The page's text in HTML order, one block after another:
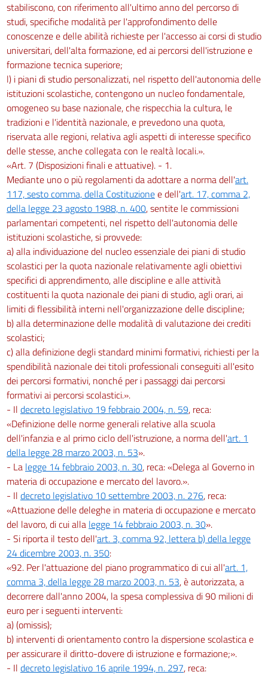
stabiliscono, con riferimento all'ultimo anno del percorso di
studi, specifiche modalità per l'approfondimento delle
conoscenze e delle abilità richieste per l'accesso ai corsi di studio
universitari, dell'alta formazione, ed ai percorsi dell'istruzione e
formazione tecnica superiore;
l) i piani di studio personalizzati, nel rispetto dell'autonomia delle
istituzioni scolastiche, contengono un nucleo fondamentale,
omogeneo su base nazionale, che rispecchia la cultura, le
tradizioni e l'identità nazionale, e prevedono una quota,
riservata alle regioni, relativa agli aspetti di interesse specifico
delle stesse, anche collegata con le realtà locali.».
«Art. 7 (Disposizioni finali e attuative). - 1.
Mediante uno o più regolamenti da adottare a norma dell'art.
117, sesto comma, della Costituzionee dell'art. 17, comma 2,
della legge 23 agosto 1988, n. 400, sentite le commissioni
parlamentari competenti, nel rispetto dell'autonomia delle
istituzioni scolastiche, si provvede:
a) alla individuazione del nucleo essenziale dei piani di studio
scolastici per la quota nazionale relativamente agli obiettivi
specifici di apprendimento, alle discipline e alle attività
costituenti la quota nazionale dei piani di studio, agli orari, ai
limiti di flessibilità interni nell'organizzazione delle discipline;
b) alla determinazione delle modalità di valutazione dei crediti
scolastici;
c) alla definizione degli standard minimi formativi, richiesti per la
spendibilità nazionale dei titoli professionali conseguiti all'esito
dei percorsi formativi, nonché per i passaggi dai percorsi
formativi ai percorsi scolastici.».
- Il decreto legislativo 19 febbraio 2004, n. 59, reca:
«Definizione delle norme generali relative alla scuola
dell'infanzia e al primo ciclo dell'istruzione, a norma dell'art. 1
della legge 28 marzo 2003, n. 53».
- La legge 14 febbraio 2003, n. 30, reca: «Delega al Governo in
materia di occupazione e mercato del lavoro.».
- Il decreto legislativo 10 settembre 2003, n. 276, reca:
«Attuazione delle deleghe in materia di occupazione e mercato
del lavoro, di cui alla legge 14 febbraio 2003, n. 30».
- Si riporta il testo dell'art. 3, comma 92, lettera b) della legge
24 dicembre 2003, n. 350:
«92. Per l'attuazione del piano programmatico di cui all'art. 1,
comma 3, della legge 28 marzo 2003, n. 53, è autorizzata, a
decorrere dall'anno 2004, la spesa complessiva di 90 milioni di
euro per i seguenti interventi:
a) (omissis);
b) interventi di orientamento contro la dispersione scolastica e
per assicurare il diritto-dovere di istruzione e formazione;».
- Il decreto legislativo 16 aprile 1994, n. 297, reca: